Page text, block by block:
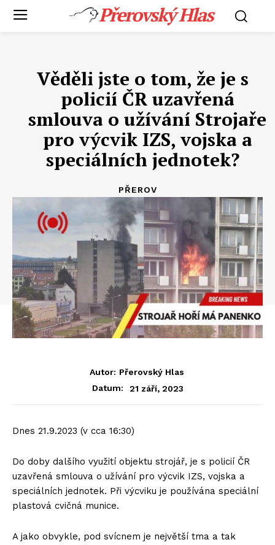
Přerovský Hlas
Věděli jste o tom, že je s
policií ČR uzavřená
smlouva o užívání Strojaře
pro výcvik IZS, vojska a
speciálních jednotek?
PŘEROV
Autor: Přerovský Hlas
Datum:
21 září, 2023
Dnes 21.9.2023 (v cca 16:30)
Do doby dalšího využití objektu strojář, je s policií ČR
uzavřená smlouva o užívání pro výcvik IZS, vojska a
speciálních jednotek. Při výcviku je používána speciální
plastová cvičná munice.
A jako obvykle, pod svícnem je největší tma a tak